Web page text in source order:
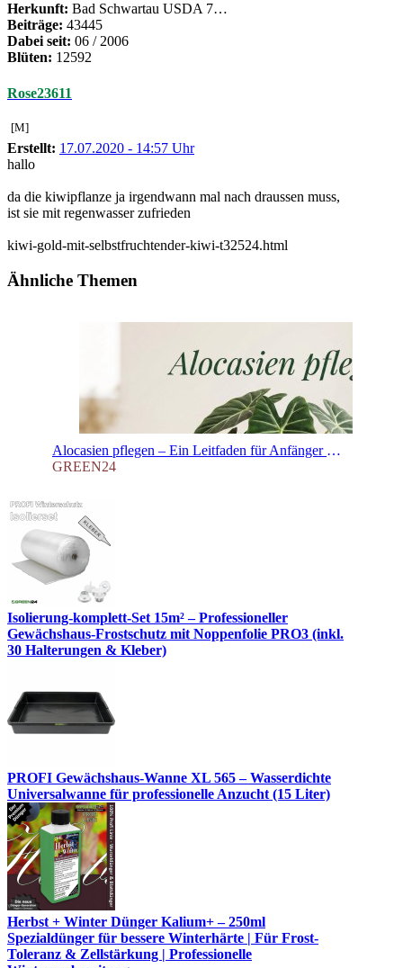
Herkunft: Bad Schwartau USDA 7…
Beiträge: 43445
Dabei seit: 06 / 2006
Blüten: 12592
Rose23611
[M]
Erstellt: 17.07.2020 - 14:57 Uhr
hallo
da die kiwipflanze ja irgendwann mal nach draussen muss,
ist sie mit regenwasser zufrieden
kiwi-gold-mit-selbstfruchtender-kiwi-t32524.html
Ähnliche Themen
Alocasien pflegen – Ein Leitfaden für Anfänger und Fortgeschrittene
GREEN24
Isolierung-komplett-Set 15m² – Professioneller
Gewächshaus-Frostschutz mit Noppenfolie PRO3 (inkl.
30 Halterungen & Kleber)
PROFI Gewächshaus-Wanne XL 565 – Wasserdichte
Universalwanne für professionelle Anzucht (15 Liter)
Herbst + Winter Dünger Kalium+ – 250ml
Spezialdünger für bessere Winterhärte | Für Frost-
Toleranz & Zellstärkung | Professionelle